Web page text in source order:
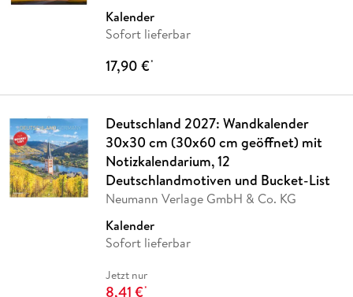
Kalender
Sofort lieferbar
17,90 €*
Deutschland 2027: Wandkalender
30x30 cm (30x60 cm geöffnet) mit
Notizkalendarium, 12
Deutschlandmotiven und Bucket-List
Neumann Verlage GmbH & Co. KG
Kalender
Sofort lieferbar
Jetzt nur
8,41 €*